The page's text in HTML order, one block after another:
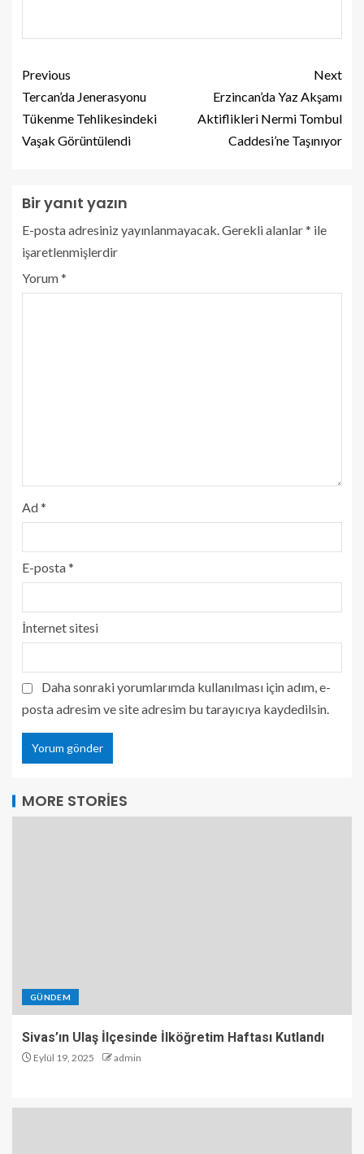
Previous
Tercan’da Jenerasyonu
Tükenme Tehlikesindeki
Vaşak Görüntülendi
Next
Erzincan’da Yaz Akşamı
Aktiflikleri Nermi Tombul
Caddesi’ne Taşınıyor
Bir yanıt yazın
E-posta adresiniz yayınlanmayacak.Gerekli alanlar* ile
işaretlenmişlerdir
Yorum*
Ad*
E-posta*
İnternet sitesi
Daha sonraki yorumlarımda kullanılması için adım, e-
posta adresim ve site adresim bu tarayıcıya kaydedilsin.
MORE STORIES
GÜNDEM
Sivas’ın Ulaş İlçesinde İlköğretim Haftası Kutlandı
Eylül 19, 2025 admin